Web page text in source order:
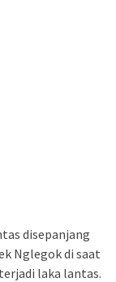
disepanjang
Nglegok di saat
laka lantas.